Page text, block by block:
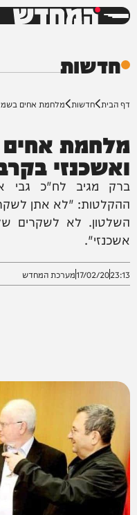
המחדש
חדשות
דף הבית חדשות מלחמת אחים
מלחמת
ואשכנזי
ברק מגיב לח"כ גבי
ההקלטות: "לא אתן
השלטון. לא לשקרים
אשכנזי".
23:13
17/02/20מערכת המחדש